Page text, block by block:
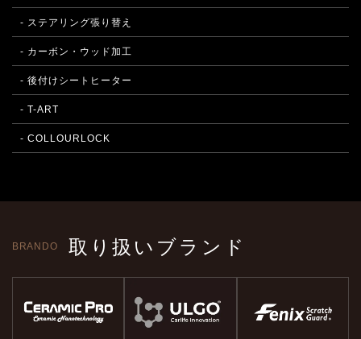
- ステアリング張り替え
- カーボン・ウッド加工
- 後付けシートヒーター
- T-ART
- COLLOURLOCK
BRANDO 取り扱いブランド